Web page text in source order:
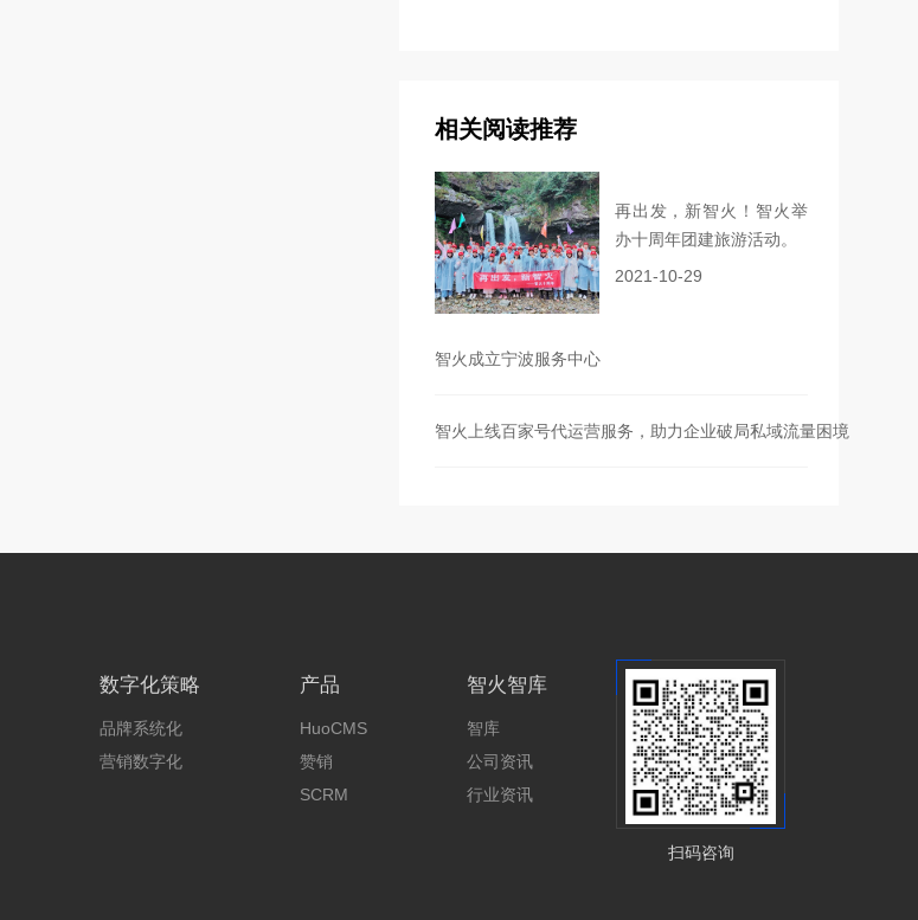
相关阅读推荐
再出发，新智火！智火举
办十周年团建旅游活动。
2021-10-29
智火成立宁波服务中心
智火上线百家号代运营服务，助力企业破局私域流量困境
数字化策略
品牌系统化
营销数字化
产品
HuoCMS
赞销
SCRM
智火智库
智库
公司资讯
行业资讯
扫码咨询